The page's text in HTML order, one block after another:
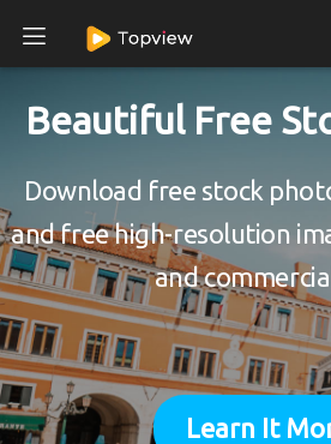
Beautiful Free
Download free stock
and free high-resolution
and
Learn It